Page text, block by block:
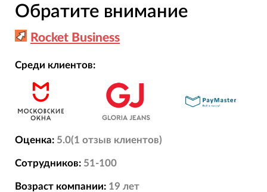
Обратите внимание
Rocket Business
Среди клиентов:
Оценка: 5.0(1 отзыв клиентов)
Сотрудников: 51-100
Возраст компании: 19 лет